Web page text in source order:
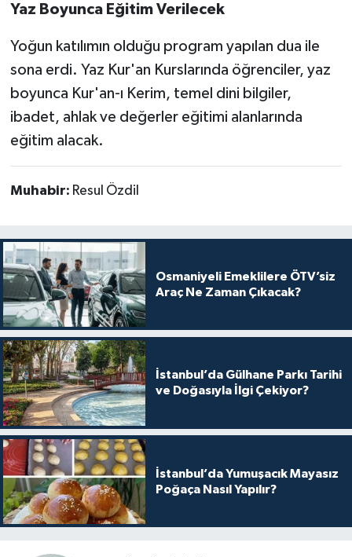
Yaz Boyunca Eğitim Verilecek
Yoğun katılımın olduğu program yapılan dua ile
sona erdi. Yaz Kur'an Kurslarında öğrenciler, yaz
boyunca Kur'an-ı Kerim, temel dini bilgiler,
ibadet, ahlak ve değerler eğitimi alanlarında
eğitim alacak.
Muhabir: Resul Özdil
Osmaniyeli Emeklilere ÖTV’siz
Araç Ne Zaman Çıkacak?
İstanbul’da Gülhane Parkı Tarihi
ve Doğasıyla İlgi Çekiyor?
İstanbul’da Yumuşacık Mayasız
Poğaça Nasıl Yapılır?